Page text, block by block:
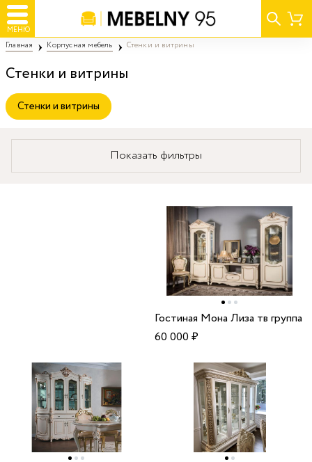
МЕНЮ
Главная Корпусная мебель Стенки и витрины
Стенки и витрины
Стенки и витрины
Показать фильтры
Гостиная Мона Лиза тв группа
60 000₽